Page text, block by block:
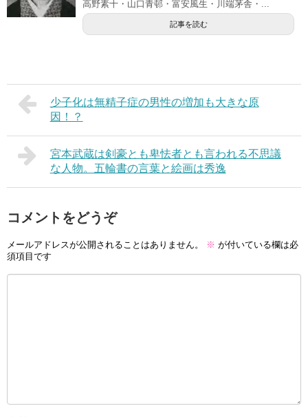
高野素十・山口青邨・富安風生・川端茅舎・...
記事を読む
少子化は無精子症の男性の増加も大きな原
因！？
宮本武蔵は剣豪とも卑怯者とも言われる不思議
な人物。五輪書の言葉と絵画は秀逸
コメントをどうぞ
メールアドレスが公開されることはありません。 ※ が付いている欄は必
須項目です